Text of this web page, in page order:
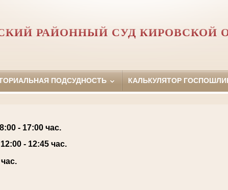
РАЙОННЫЙ СУД КИРОВСКОЙ
ПОДСУДНОСТЬ КАЛЬКУЛЯТОР
8:00 - 17:00 час.
12:00 - 12:45 час.